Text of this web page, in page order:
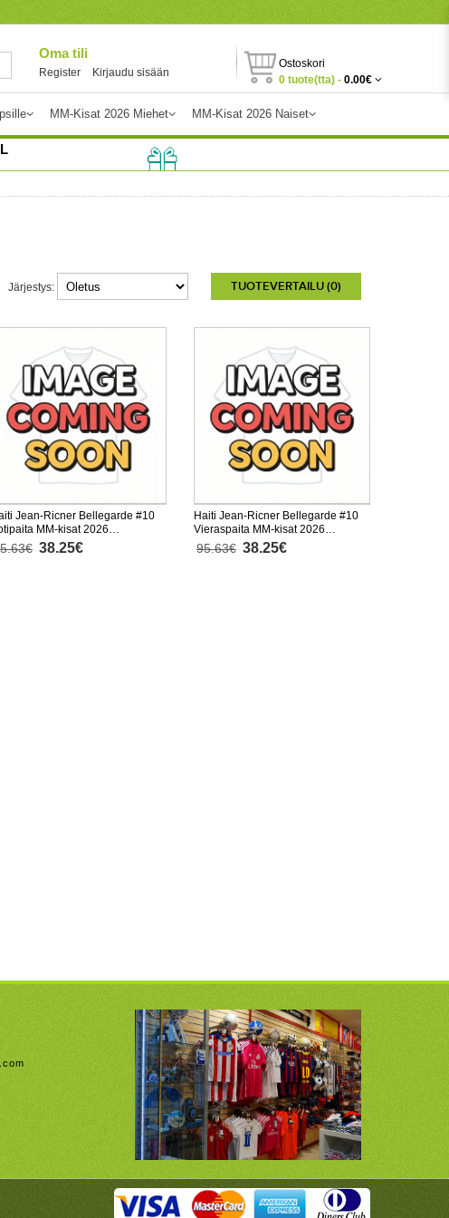
Oma tili
Register Kirjaudu sisään
Ostoskori
0 tuote(tta) - 0.00€
MM-Kisat 2026 Miehet MM-Kisat 2026 Naiset
TUOTEVERTAILU (0)
Järjestys:
Jean-Ricner Bellegarde #10
MM-kisat 2026
38.25€
Haiti Jean-Ricner Bellegarde #10
Vieraspaita MM-kisat 2026
Lyhythihainen
95.63€ 38.25€